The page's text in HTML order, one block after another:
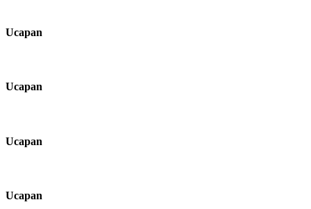
Ucapan
Ucapan
Ucapan
Ucapan